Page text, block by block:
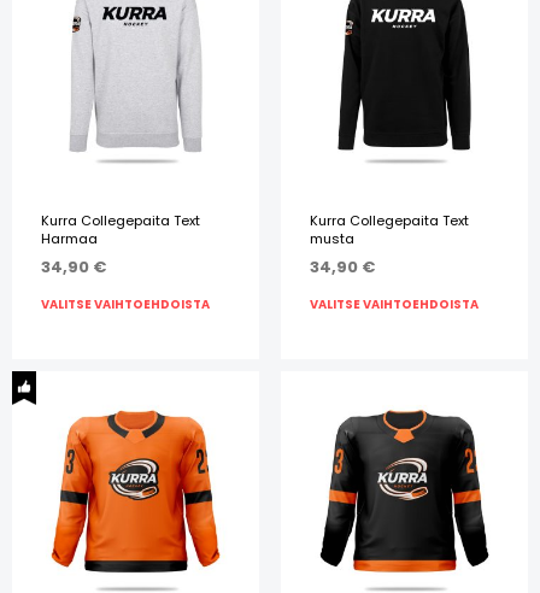
Kurra Collegepaita Text
Harmaa
34,90 €
VALITSE VAIHTOEHDOISTA
Kurra Collegepaita Text
musta
34,90 €
VALITSE VAIHTOEHDOISTA